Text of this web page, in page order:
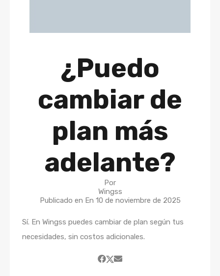
¿Puedo
cambiar de
plan más
adelante?
Por
Wingss
Publicado en En 10 de noviembre de 2025
Sí. En Wingss puedes cambiar de plan según tus
necesidades, sin costos adicionales.